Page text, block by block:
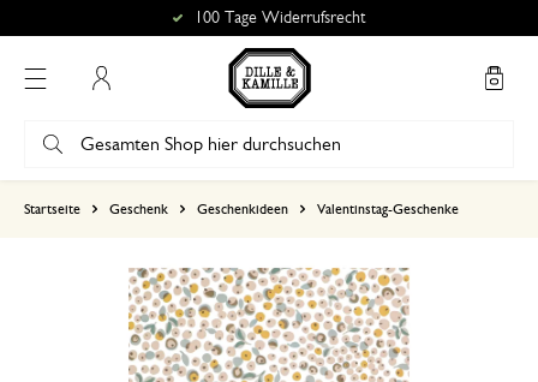
100 Tage Widerrufsrecht
Startseite Geschenk Geschenkideen Valentinstag-Geschenke